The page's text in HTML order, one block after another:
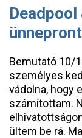
Deadpool
Bemutató 10/
személyes
vádolna, hogy
számítottam.
ültem be rá.